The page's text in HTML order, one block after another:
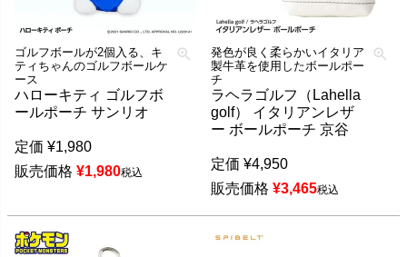
ゴルフボールが2個入る、キ
ティちゃんのゴルフボールケ
ース
ハローキティ ゴルフボ
ールポーチ サンリオ
定価 ¥1,980
販売価格 ¥1,980税込
発色が良く柔らかいイタリア
製牛革を使用したボールポー
チ
ラヘラゴルフ（Lahella
golf） イタリアンレザ
ー ボールポーチ 京谷
定価 ¥4,950
販売価格 ¥3,465税込